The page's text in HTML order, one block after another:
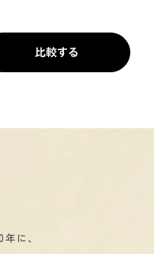
比較する
に、